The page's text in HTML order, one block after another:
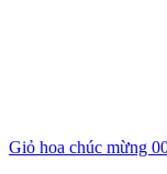
Giỏ hoa chúc mừng